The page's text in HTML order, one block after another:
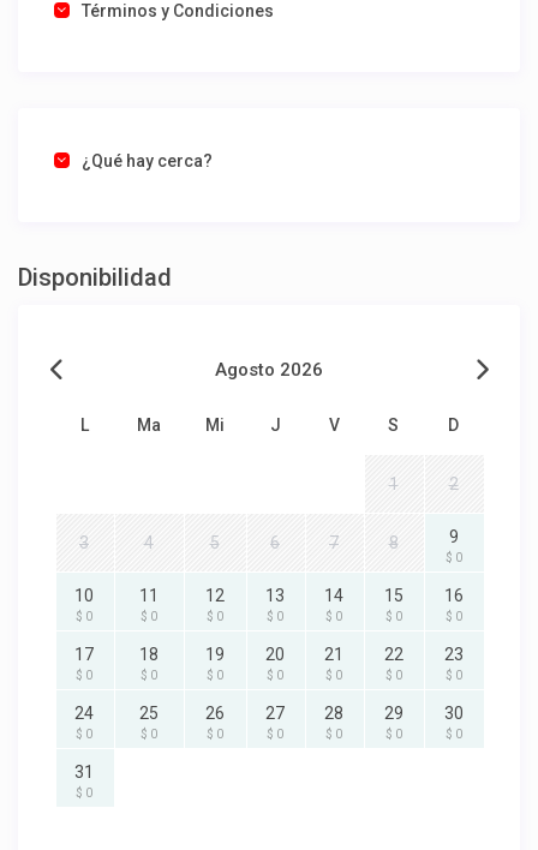
Términos y Condiciones
¿Qué hay cerca?
Disponibilidad
Agosto 2026
L Ma Mi J V S D
1 2
3 4 5 6 7 8 9
$ 0
10
$ 0
11
$ 0
12
$ 0
13
$ 0
14
$ 0
15
$ 0
16
$ 0
17
$ 0
18
$ 0
19
$ 0
20
$ 0
21
$ 0
22
$ 0
23
$ 0
24
$ 0
25
$ 0
26
$ 0
27
$ 0
28
$ 0
29
$ 0
30
$ 0
31
$ 0